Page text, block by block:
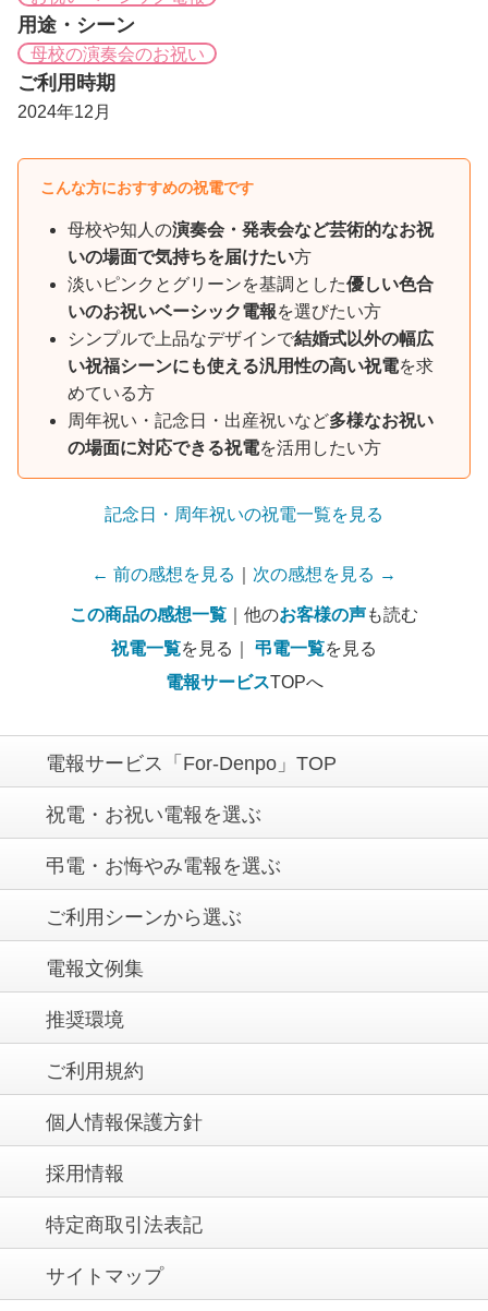
用途・シーン
母校の演奏会のお祝い
ご利用時期
2024年12月
こんな方におすすめの祝電です
母校や知人の演奏会・発表会など芸術的なお祝
いの場面で気持ちを届けたい方
淡いピンクとグリーンを基調とした優しい色合
いのお祝いベーシック電報を選びたい方
シンプルで上品なデザインで結婚式以外の幅広
い祝福シーンにも使える汎用性の高い祝電を求
めている方
周年祝い・記念日・出産祝いなど多様なお祝い
の場面に対応できる祝電を活用したい方
記念日・周年祝いの祝電一覧を見る
← 前の感想を見る 次の感想を見る →
この商品の感想一覧 ｜他のお客様の声も読む
祝電一覧を見る｜ 弔電一覧を見る
電報サービスTOPへ
電報サービス「For-Denpo」TOP
祝電・お祝い電報を選ぶ
弔電・お悔やみ電報を選ぶ
ご利用シーンから選ぶ
電報文例集
推奨環境
ご利用規約
個人情報保護方針
採用情報
特定商取引法表記
サイトマップ